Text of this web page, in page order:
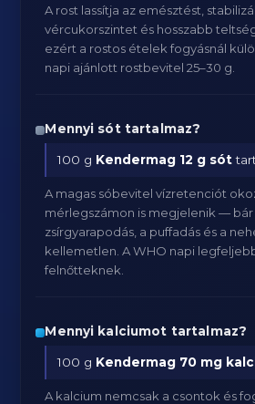
A rost lassítja az emésztést,
vércukorszintet és hosszabb
ezért a rostos ételek fogyásnál
napi ajánlott rostbevitel 25–30 g.
Mennyi sót tartalmaz?
100 g Kendermag 12 g sót
A magas sóbevitel vízretenciót
mérlegszámon is megjelenik —
zsírgyarapodás, a puffadás és a
kellemetlen. A WHO napi
felnőtteknek.
Mennyi kalciumot tartalmaz?
100 g Kendermag 70 mg
A kalcium nemcsak a csontok és